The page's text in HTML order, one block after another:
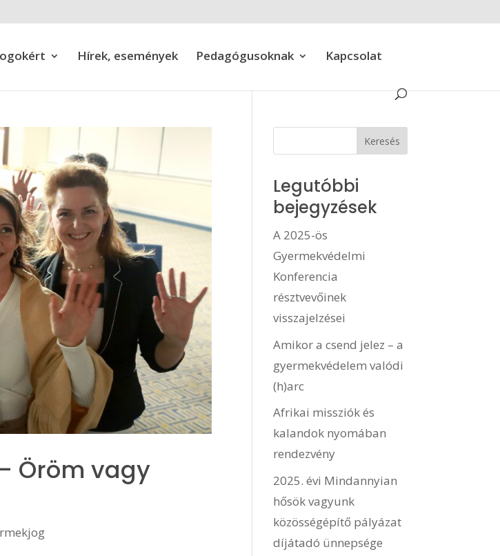
Hírek, események Pedagógusoknak Kapcsolat
Öröm vagy
Legutóbbi
bejegyzések
A 2025-ös
Gyermekvédelmi
Konferencia
résztvevőinek
visszajelzései
Amikor a csend jelez – a
gyermekvédelem valódi
(h)arc
Afrikai missziók és
kalandok nyomában
rendezvény
2025. évi Mindannyian
hősök vagyunk
közösségépítő pályázat
díjátadó ünnepsége